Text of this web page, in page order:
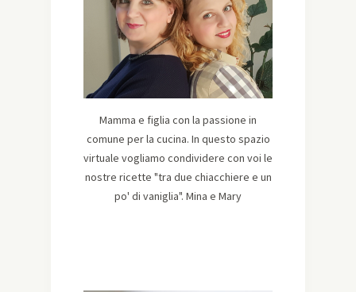
Mamma e figlia con la passione in
comune per la cucina. In questo spazio
virtuale vogliamo condividere con voi le
nostre ricette "tra due chiacchiere e un
po' di vaniglia". Mina e Mary